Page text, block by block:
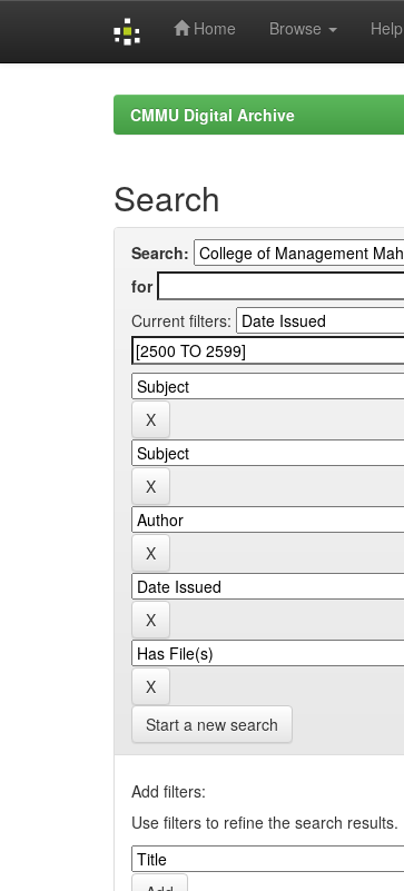
Home Browse Help
CMMU Digital Archive
Search
Search:
for
Current filters:
Start a new search
Add filters:
Use filters to refine the search results.